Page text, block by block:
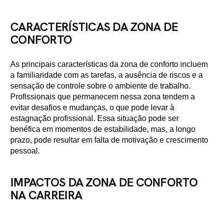
CARACTERÍSTICAS DA ZONA DE
CONFORTO
As principais características da zona de conforto incluem
a familiaridade com as tarefas, a ausência de riscos e a
sensação de controle sobre o ambiente de trabalho.
Profissionais que permanecem nessa zona tendem a
evitar desafios e mudanças, o que pode levar à
estagnação profissional. Essa situação pode ser
benéfica em momentos de estabilidade, mas, a longo
prazo, pode resultar em falta de motivação e crescimento
pessoal.
IMPACTOS DA ZONA DE CONFORTO
NA CARREIRA